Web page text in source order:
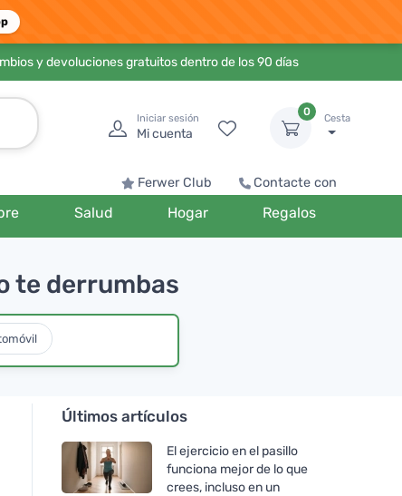
y devoluciones gratuitos dentro de los 90 días
Iniciar sesión
Mi cuenta
0
Cesta
Ferwer Club Contacte con
Salud Hogar Regalos
te derrumbas
Últimos artículos
El ejercicio en el pasillo
funciona mejor de lo que
crees, incluso en un